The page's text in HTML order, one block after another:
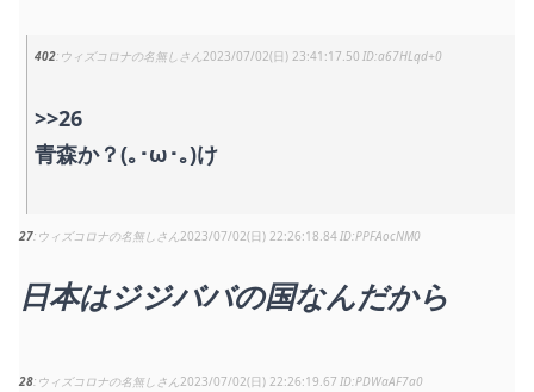
402 ウィズコロナの名無しさん2023/07/02(日) 23:41:17.50 a67HLqd+0
>>26
青森か？(｡･ω･｡)け
27 ウィズコロナの名無しさん2023/07/02(日) 22:26:18.84 PPFAocNM0
日本はジジババの国なんだから
28 ウィズコロナの名無しさん2023/07/02(日) 22:26:19.67 PDWaAF7a0